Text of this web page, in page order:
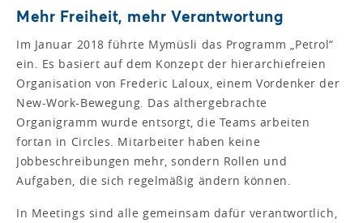
Mehr Freiheit, mehr Verantwortung
Im Januar 2018 führte Mymüsli das Programm „Petrol“
ein. Es basiert auf dem Konzept der hierarchiefreien
Organisation von Frederic Laloux, einem Vordenker der
New-Work-Bewegung. Das althergebrachte
Organigramm wurde entsorgt, die Teams arbeiten
fortan in Circles. Mitarbeiter haben keine
Jobbeschreibungen mehr, sondern Rollen und
Aufgaben, die sich regelmäßig ändern können.
In Meetings sind alle gemeinsam dafür verantwortlich,